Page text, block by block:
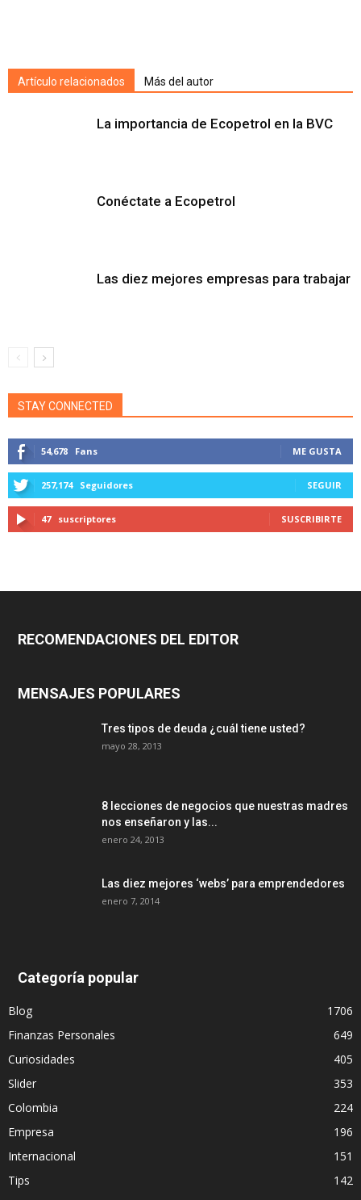
Artículo relacionados Más del autor
La importancia de Ecopetrol en la BVC
Conéctate a Ecopetrol
Las diez mejores empresas para trabajar
STAY CONNECTED
54,678 Fans ME GUSTA
257,174 Seguidores SEGUIR
47 suscriptores SUSCRIBIRTE
RECOMENDACIONES DEL EDITOR
MENSAJES POPULARES
Tres tipos de deuda ¿cuál tiene usted?
mayo 28, 2013
8 lecciones de negocios que nuestras madres
nos enseñaron y las...
enero 24, 2013
Las diez mejores ‘webs’ para emprendedores
enero 7, 2014
Categoría popular
Blog
1706
Finanzas Personales
649
Curiosidades
405
Slider
353
Colombia
224
Empresa
196
Internacional
151
Tips
142